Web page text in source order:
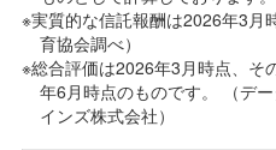
※実質的な信託報酬は2026年3月
育協会調べ）
※総合評価は2026年3月時点、そ
年6月時点のものです。 （デ
インズ株式会社）